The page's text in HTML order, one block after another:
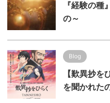
『経験の種
の～
Blog
【歎異抄を
を聞かれた